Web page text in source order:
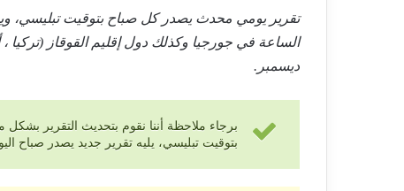
ديسمبر.
بتوقيت تبليسي، يليه تقرير جديد يصدر صباح اليوم التالي في 10:00 صباحاً ويستمر